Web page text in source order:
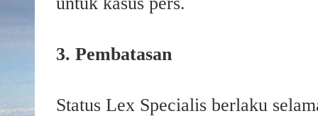
3. Pembatasan
Status Lex Specialis berlaku